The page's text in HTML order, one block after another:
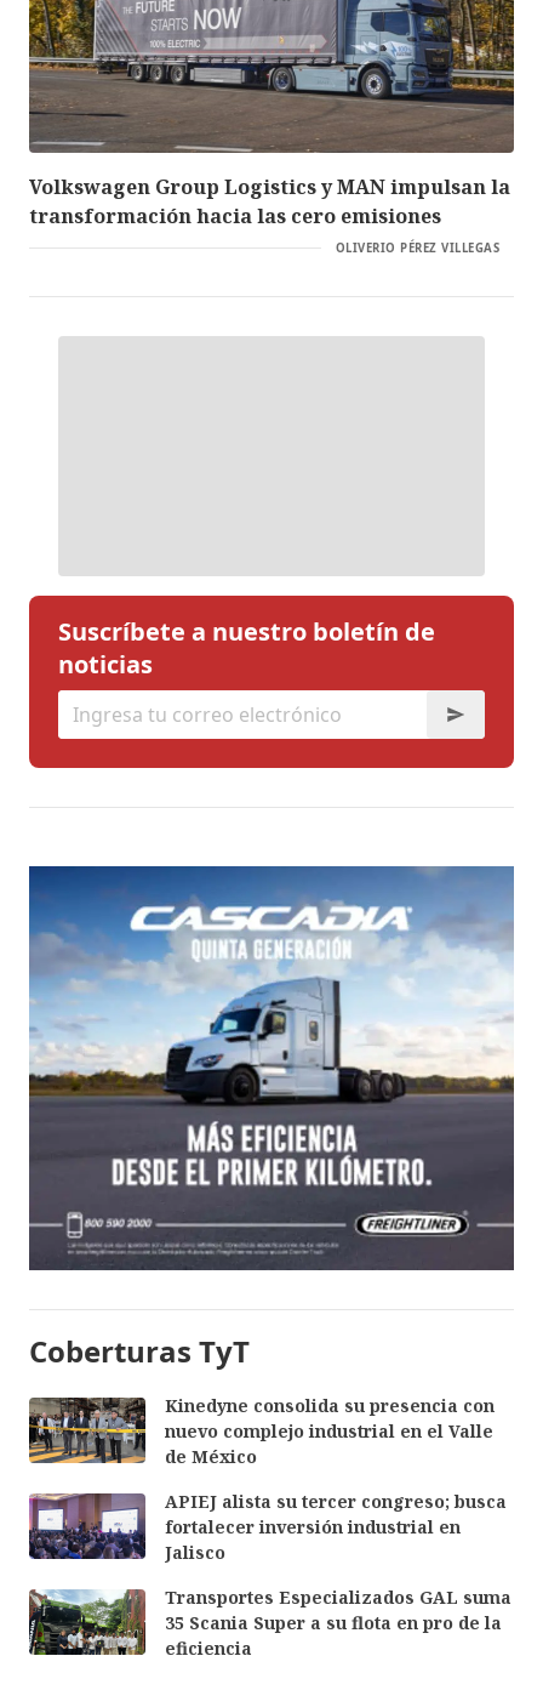
Volkswagen Group Logistics y MAN impulsan la
transformación hacia las cero emisiones
OLIVERIO PÉREZ VILLEGAS
Suscríbete a nuestro boletín de
noticias
Coberturas TyT
Kinedyne consolida su presencia con
nuevo complejo industrial en el Valle
de México
APIEJ alista su tercer congreso; busca
fortalecer inversión industrial en
Jalisco
Transportes Especializados GAL suma
35 Scania Super a su flota en pro de la
eficiencia